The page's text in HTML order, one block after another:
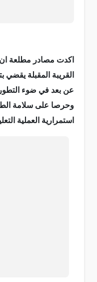
اكدت مصادر مطلعة ان
القريبة المقبلة يقضي
عن بعد في ضوء
وحرصا على سلامة
استمرارية العملية